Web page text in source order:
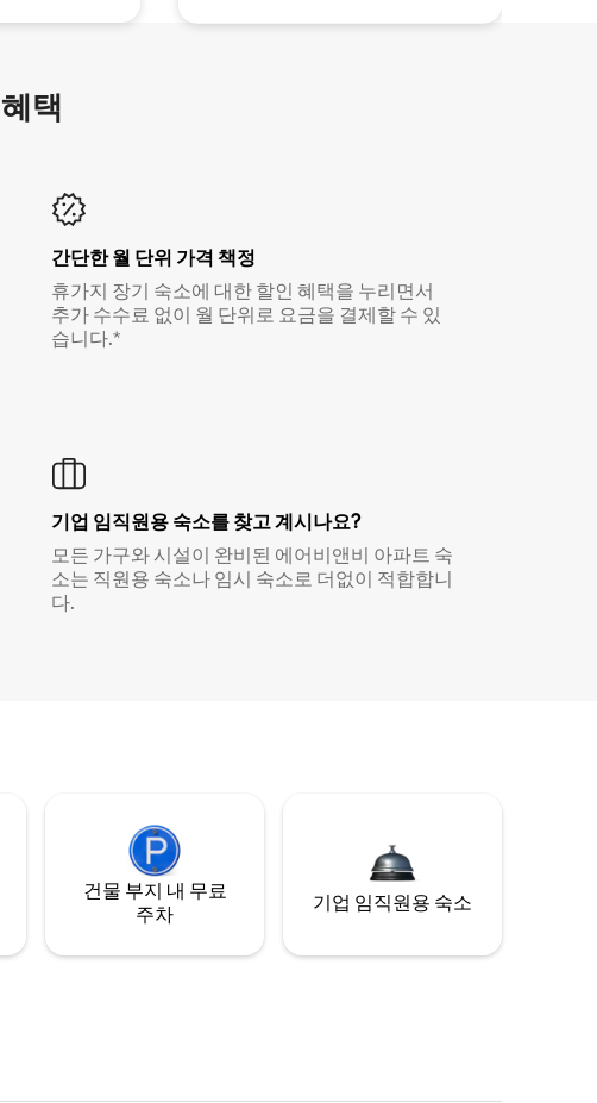
택
간단한 월 단위 가격 책정
휴가지 장기 숙소에 대한 할인 혜택을 누리면서
추가 수수료 없이 월 단위로 요금을 결제할 수 있
습니다.*
기업 임직원용 숙소를 찾고 계시나요?
모든 가구와 시설이 완비된 에어비앤비 아파트 숙
소는 직원용 숙소나 임시 숙소로 더없이 적합합니
다.
건물 부지 내 무료
주차
기업 임직원용 숙소